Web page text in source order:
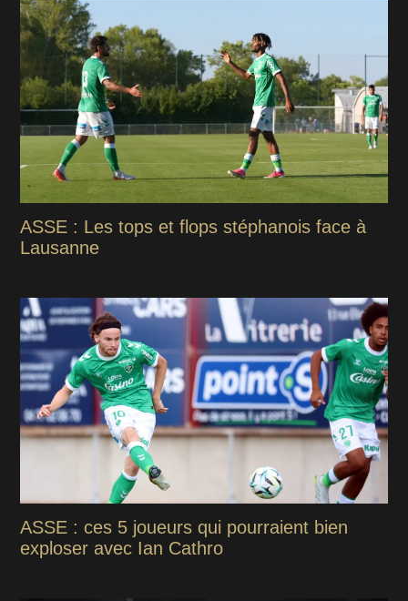
ASSE : Les tops et flops stéphanois face à
Lausanne
ASSE : ces 5 joueurs qui pourraient bien
exploser avec Ian Cathro